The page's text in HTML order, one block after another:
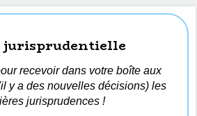
jurisprudentielle
recevoir dans votre boîte aux
y a des nouvelles décisions) les
jurisprudences !